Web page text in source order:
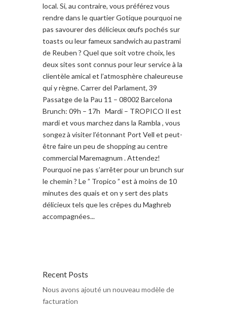
local. Si, au contraire, vous préférez vous
rendre dans le quartier Gotique pourquoi ne
pas savourer des délicieux œufs pochés sur
toasts ou leur fameux sandwich au pastrami
de Reuben ? Quel que soit votre choix, les
deux sites sont connus pour leur service à la
clientèle amical et l’atmosphère chaleureuse
qui y règne. Carrer del Parlament, 39
Passatge de la Pau 11 – 08002 Barcelona
Brunch: 09h – 17h Mardi – TROPICO Il est
mardi et vous marchez dans la Rambla , vous
songez à visiter l’étonnant Port Vell et peut-
être faire un peu de shopping au centre
commercial Maremagnum . Attendez!
Pourquoi ne pas s’arrêter pour un brunch sur
le chemin ? Le ” Tropico ” est à moins de 10
minutes des quais et on y sert des plats
délicieux tels que les crêpes du Maghreb
accompagnées...
Recent Posts
Nous avons ajouté un nouveau modèle de
facturation